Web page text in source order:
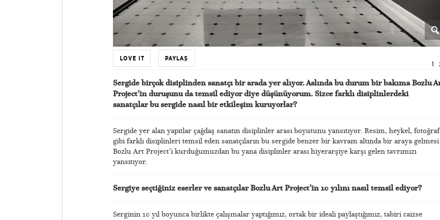
1
LOVE IT PAYLAŞ
Sergide birçok disiplinden sanatçı bir arada yer alıyor. Aslında bu durum bir bakıma Bozlu
Project’in duruşunu da temsil ediyor diye düşünüyorum. Sizce farklı disiplinlerdeki
sanatçılar bu sergide nasıl bir etkileşim kuruyorlar?
Sergide yer alan yapıtlar çağdaş sanatın disiplinler arası boyutunu yansıtıyor. Resim, heykel, fotoğraf
gibi farklı disiplinleri temsil eden sanatçıların bu sergide benzer bir kavram altında bir araya gelmesi
Bozlu Art Project’i kurduğumuzdan bu yana disiplinler arası hiyerarşiye karşı gelen tavrımızı
yansıtıyor.
Sergiye seçtiğiniz eserler ve sanatçılar Bozlu Art Project’in 10 yılını nasıl temsil ediyor?
Serginin 10 yıl boyunca birlikte çalışmalar yaptığımız, ortak bir ideali paylaştığımız, tabiri caizse